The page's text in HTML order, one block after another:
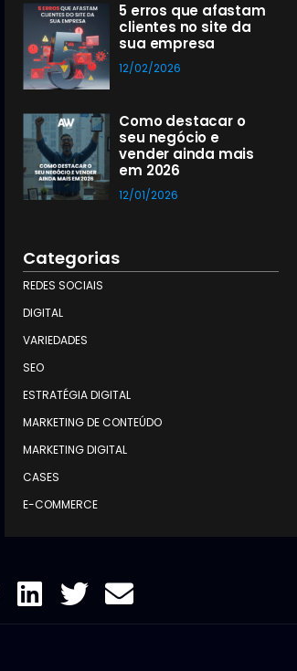
5 erros que afastam
clientes no site da
sua empresa
12/02/2026
Como destacar o
seu negócio e
vender ainda mais
em 2026
12/01/2026
Categorias
REDES SOCIAIS
DIGITAL
VARIEDADES
SEO
ESTRATÉGIA DIGITAL
MARKETING DE CONTEÚDO
MARKETING DIGITAL
CASES
E-COMMERCE